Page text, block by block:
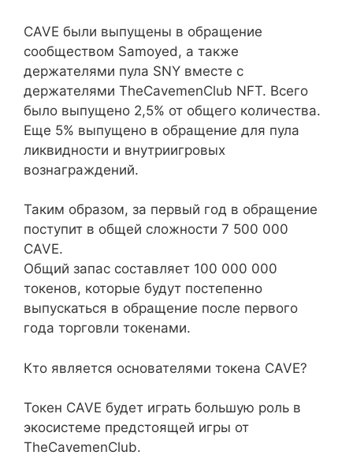
CAVE были выпущены в обращение
сообществом Samoyed, а также
держателями пула SNY вместе с
держателями TheCavemenClub NFT. Всего
было выпущено 2,5% от общего количества.
Еще 5% выпущено в обращение для пула
ликвидности и внутриигровых
вознаграждений.
Таким образом, за первый год в обращение
поступит в общей сложности 7 500 000
CAVE.
Общий запас составляет 100 000 000
токенов, которые будут постепенно
выпускаться в обращение после первого
года торговли токенами.
Кто является основателями токена CAVE?
Токен CAVE будет играть большую роль в
экосистеме предстоящей игры от
TheCavemenClub.